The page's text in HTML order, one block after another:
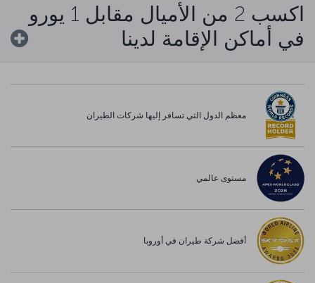
اكسب 2 من الأميال مقابل 1 يورو
في أماكن الإقامة لدينا
معظم الدول التي تسافر إليها شركات الطيران
مستوى عالمي
أفضل شركة طيران في أوروبا